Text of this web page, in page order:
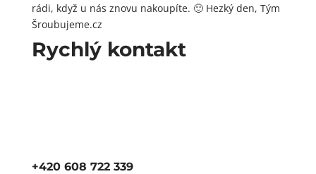
rádi, když u nás znovu nakoupíte. 🙂 Hezký den, Tým
Šroubujeme.cz
Rychlý kontakt
+420 608 722 339